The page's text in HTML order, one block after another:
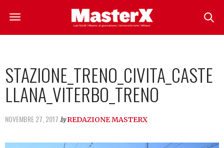
STAZIONE_TRENO_CIVITA_CASTE
LLANA_VITERBO_TRENO
NOVEMBRE 27, 2017 by REDAZIONE MASTERX